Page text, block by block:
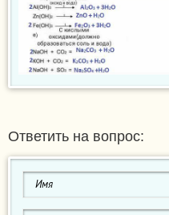
Ответить на вопрос: